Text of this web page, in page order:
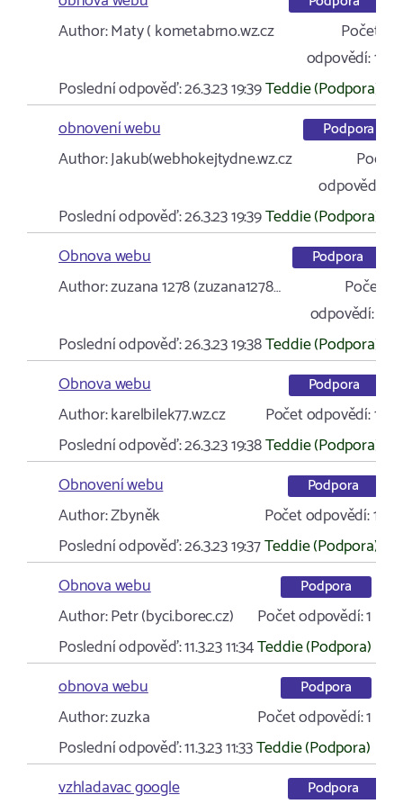
Author:Maty ( kometabrno.wz.cz
Počet
odpovědí:1
Poslední odpověď:26.3.23 19:39Teddie (Podpora)
obnovení webu
Podpora
Author:Jakub(webhokejtydne.wz.cz
Počet
odpovědí:
Poslední odpověď:26.3.23 19:39Teddie (Podpora)
Obnova webu
Podpora
Author:zuzana 1278 (zuzana1278…
Počet
odpovědí:1
Poslední odpověď:26.3.23 19:38Teddie (Podpora)
Obnova webu
Podpora
Author:karelbilek77.wz.cz Počet odpovědí:1
Poslední odpověď:26.3.23 19:38Teddie (Podpora)
Obnovení webu
Podpora
Author:Zbyněk Počet odpovědí:1
Poslední odpověď:26.3.23 19:37Teddie (Podpora)
Obnova webu
Podpora
Author:Petr (byci.borec.cz) Počet odpovědí:1
Poslední odpověď:11.3.23 11:34Teddie (Podpora)
obnova webu
Podpora
Author:zuzka Počet odpovědí:1
Poslední odpověď:11.3.23 11:33Teddie (Podpora)
vzhladavac google
Podpora